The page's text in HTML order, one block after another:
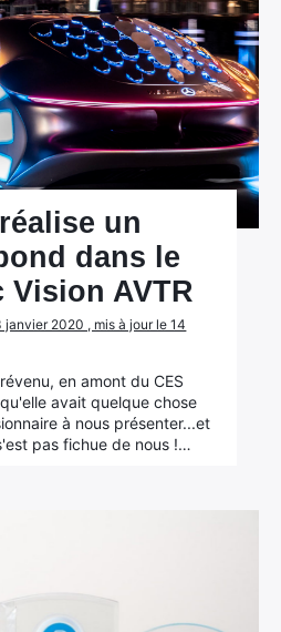
un
dans le
Vision AVTR
janvier 2020 , mis à jour le 14
en amont du CES
avait quelque chose
à nous présenter...et
pas fichue de nous !…